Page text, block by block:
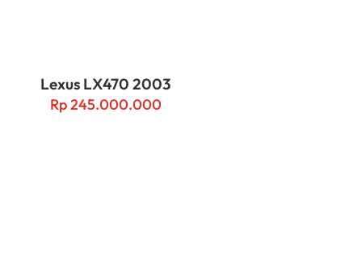
Lexus LX470 2003
Rp245.000.000